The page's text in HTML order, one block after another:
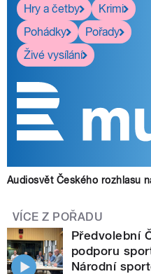
Hry a četby
Krimi
Pohádky
Pořady
Živé vysílání
Audiosvět Českého rozhlasu
VÍCE Z POŘADU
Předvolební
podporu
Národní